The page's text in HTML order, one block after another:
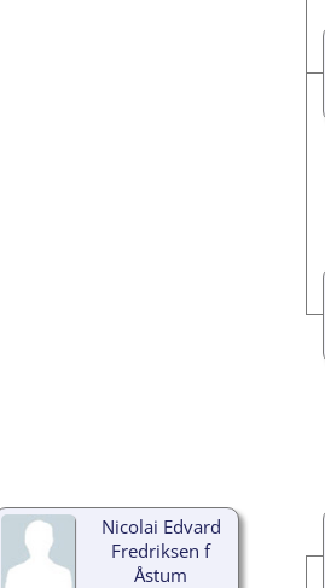
Nicolai Edvard
Fredriksen f
Åstum